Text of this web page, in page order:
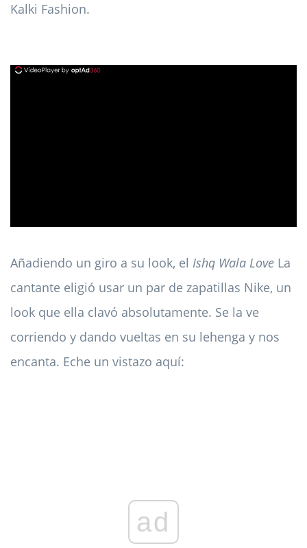
Kalki Fashion.
Añadiendo un giro a su look, el Ishq Wala Love La
cantante eligió usar un par de zapatillas Nike, un
look que ella clavó absolutamente. Se la ve
corriendo y dando vueltas en su lehenga y nos
encanta. Eche un vistazo aquí:
ad